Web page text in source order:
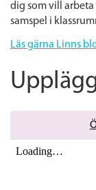
dig som vill
samspel i
Läs gärna Linns